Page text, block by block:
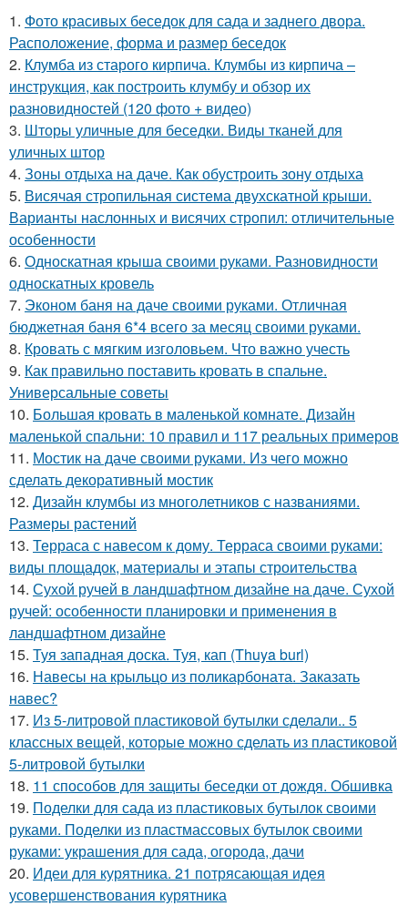
1. Фото красивых беседок для сада и заднего двора.
Расположение, форма и размер беседок
2. Клумба из старого кирпича. Клумбы из кирпича –
инструкция, как построить клумбу и обзор их
разновидностей (120 фото + видео)
3. Шторы уличные для беседки. Виды тканей для
уличных штор
4. Зоны отдыха на даче. Как обустроить зону отдыха
5. Висячая стропильная система двухскатной крыши.
Варианты наслонных и висячих стропил: отличительные
особенности
6. Односкатная крыша своими руками. Разновидности
односкатных кровель
7. Эконом баня на даче своими руками. Отличная
бюджетная баня 6*4 всего за месяц своими руками.
8. Кровать с мягким изголовьем. Что важно учесть
9. Как правильно поставить кровать в спальне.
Универсальные советы
10. Большая кровать в маленькой комнате. Дизайн
маленькой спальни: 10 правил и 117 реальных примеров
11. Мостик на даче своими руками. Из чего можно
сделать декоративный мостик
12. Дизайн клумбы из многолетников с названиями.
Размеры растений
13. Терраса с навесом к дому. Терраса своими руками:
виды площадок, материалы и этапы строительства
14. Сухой ручей в ландшафтном дизайне на даче. Сухой
ручей: особенности планировки и применения в
ландшафтном дизайне
15. Туя западная доска. Туя, кап (Thuya burl)
16. Навесы на крыльцо из поликарбоната. Заказать
навес?
17. Из 5-литровой пластиковой бутылки сделали.. 5
классных вещей, которые можно сделать из пластиковой
5-литровой бутылки
18. 11 способов для защиты беседки от дождя. Обшивка
19. Поделки для сада из пластиковых бутылок своими
руками. Поделки из пластмассовых бутылок своими
руками: украшения для сада, огорода, дачи
20. Идеи для курятника. 21 потрясающая идея
усовершенствования курятника